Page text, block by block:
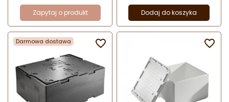
Zapytaj o produkt Dodaj do koszyka
Darmowa dostawa  